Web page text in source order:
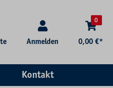
Anmelden
0
0,00 €*
Kontakt